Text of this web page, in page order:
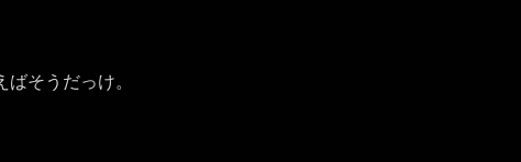
ばそうだっけ。